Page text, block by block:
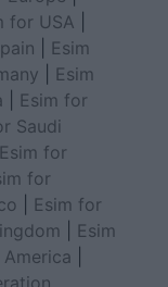
for USA
Esim
Esim
Esim for
Saudi
Esim for
for
Esim for
Esim